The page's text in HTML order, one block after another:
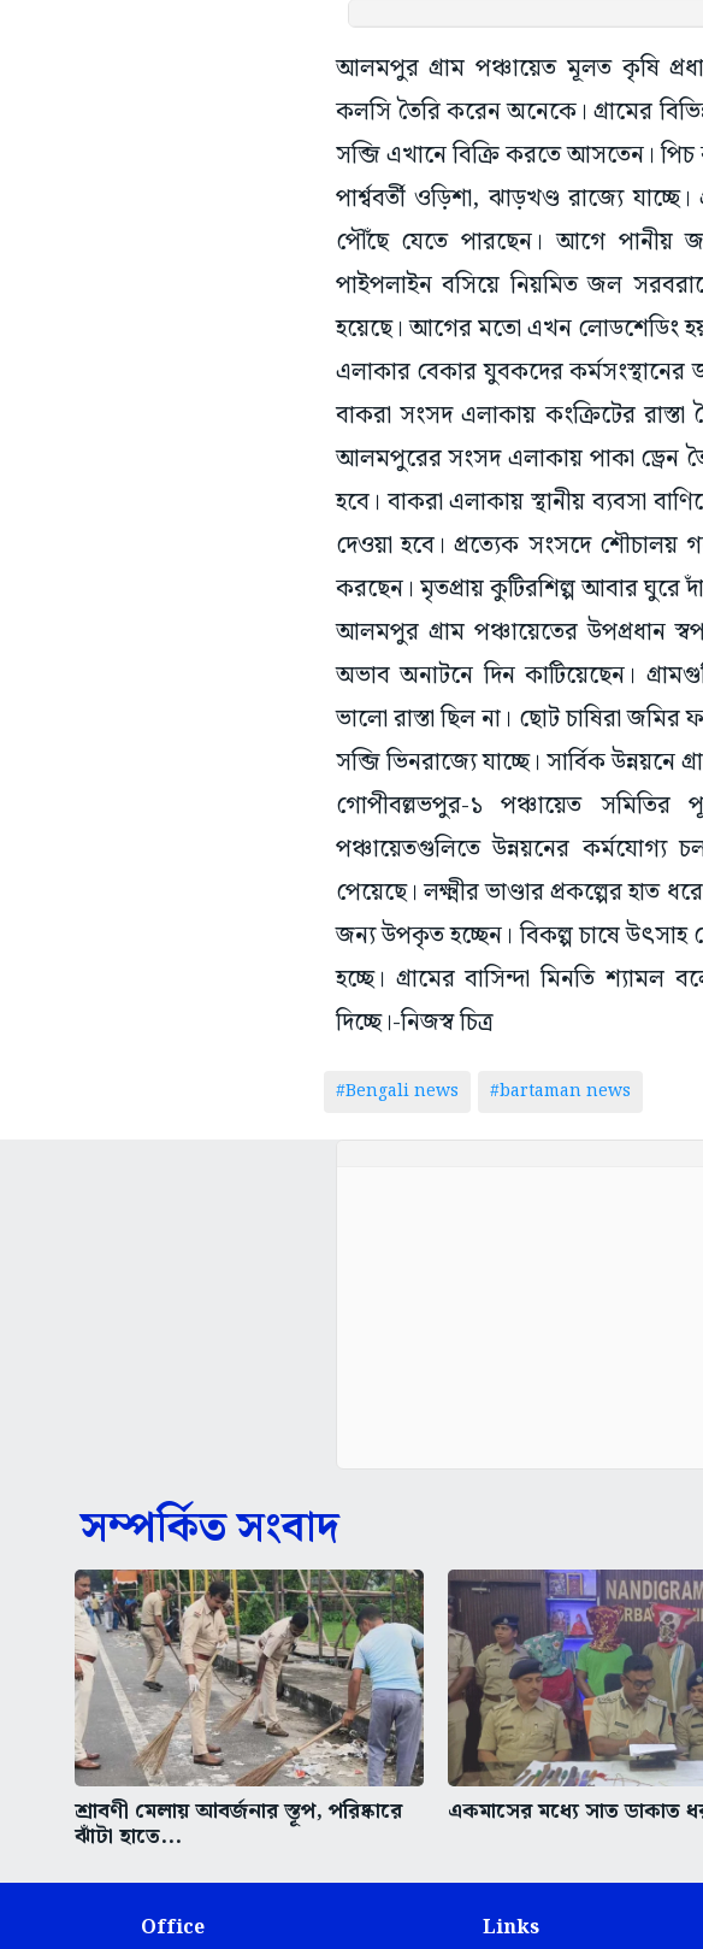
আলমপুর গ্ৰাম পঞ্চায়েত মূলত কৃষি
কলসি তৈরি করেন অনেকে। গ্ৰামের
সব্জি এখানে বিক্রি করতে আসতেন। পিচ
পার্শ্ববর্তী ওড়িশা, ঝাড়খণ্ড রাজ্যে
পৌঁছে যেতে পারছেন। আগে পানীয়
পাইপলাইন বসিয়ে নিয়মিত জল
হয়েছে। আগের মতো এখন লোডশেডিং
এলাকার বেকার যুবকদের কর্মসংস্থানের
বাকরা সংসদ এলাকায় কংক্রিটের
আলমপুরের সংসদ এলাকায় পাকা ড্রেন
হবে। বাকরা এলাকায় স্থানীয় ব্যবসা
দেওয়া হবে। প্রত্যেক সংসদে শৌচালয়
করছেন। মৃতপ্রায় কুটিরশিল্প আবার ঘুরে
আলমপুর গ্ৰাম পঞ্চায়েতের উপপ্রধান
অভাব অনাটনে দিন কাটিয়েছেন।
ভালো রাস্তা ছিল না। ছোট চাষিরা
সব্জি ভিনরাজ্যে যাচ্ছে। সার্বিক উন্নয়নে
গোপীবল্লভপুর-১ পঞ্চায়েত সমিতির
পঞ্চায়েতগুলিতে উন্নয়নের কর্মযোগ্য
পেয়েছে। লক্ষ্মীর ভাণ্ডার প্রকল্পের
জন্য উপকৃত হচ্ছেন। বিকল্প চাষে উৎসাহ
হচ্ছে। গ্ৰামের বাসিন্দা মিনতি
দিচ্ছে।-নিজস্ব চিত্র
#Bengali news #bartaman news
সম্পর্কিত সংবাদ
শ্রাবণী মেলায় আবর্জনার স্তূপ, পরিষ্কারে
ঝাঁটা হাতে...
একমাসের মধ্যে সাত ডাকাত
Office Links